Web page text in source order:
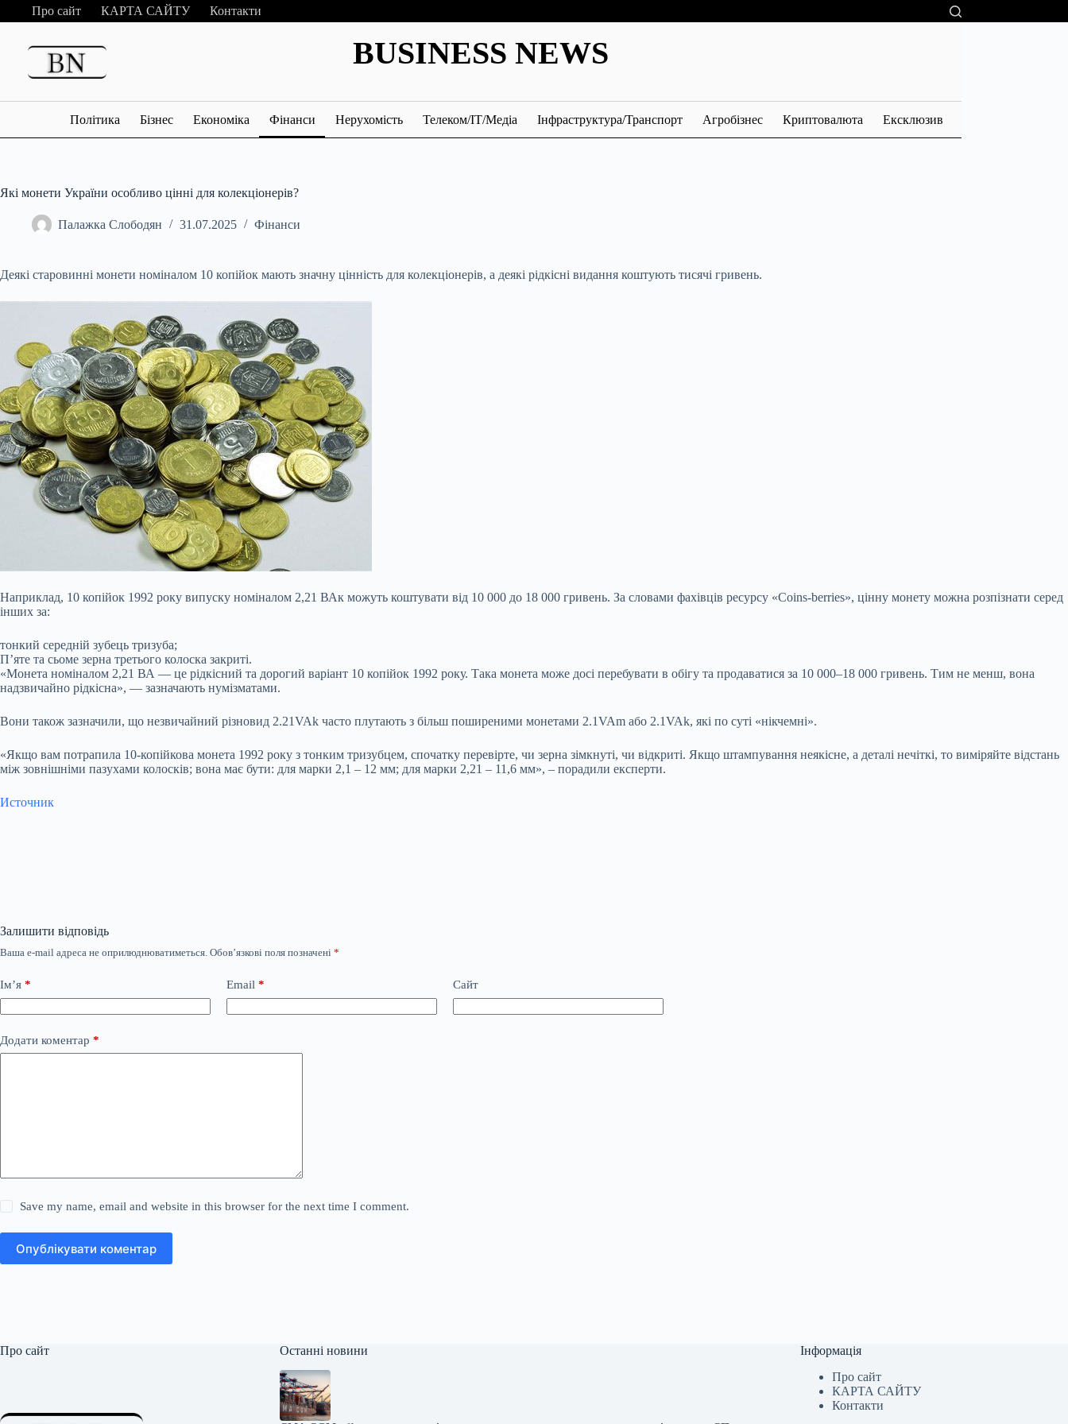
Перейти
до
Про сайт КАРТА САЙТУ Контакти
BUSINESS NEWS
Політика Бізнес Економіка Фінанси Нерухомість Телеком/ІТ/Медіа Інфраструктура/Транспорт Агробізнес Криптовалюта Ексклюзив
Які монети України особливо цінні для колекціонерів?
Палажка Слободян 31.07.2025 Фінанси
Деякі старовинні монети номіналом 10 копійок мають значну цінність для колекціонерів, а деякі рідкісні видання коштують тисячі гривень.
Наприклад, 10 копійок 1992 року випуску номіналом 2,21 ВАк можуть коштувати від 10 000 до 18 000 гривень. За словами фахівців ресурсу «Coins-berries», цінну монету можна розпізнати серед
інших за:
тонкий середній зубець тризуба;
П’яте та сьоме зерна третього колоска закриті.
«Монета номіналом 2,21 ВА — це рідкісний та дорогий варіант 10 копійок 1992 року. Така монета може досі перебувати в обігу та продаватися за 10 000–18 000 гривень. Тим не менш, вона
надзвичайно рідкісна», — зазначають нумізматами.
Вони також зазначили, що незвичайний різновид 2.21VAk часто плутають з більш поширеними монетами 2.1VAm або 2.1VAk, які по суті «нікчемні».
«Якщо вам потрапила 10-копійкова монета 1992 року з тонким тризубцем, спочатку перевірте, чи зерна зімкнуті, чи відкриті. Якщо штампування неякісне, а деталі нечіткі, то виміряйте відстань
між зовнішніми пазухами колосків; вона має бути: для марки 2,1 – 12 мм; для марки 2,21 – 11,6 мм», – порадили експерти.
Источник
Залишити відповідь
Ваша e-mail адреса не оприлюднюватиметься. Обов’язкові поля позначені *
Ім’я * Email * Сайт
Додати коментар *
Save my name, email and website in this browser for the next time I comment.
Опублікувати коментар
Про сайт Останні новини
Інформація
Про сайт
КАРТА САЙТУ
Контакти